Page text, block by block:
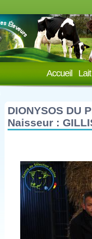
Lait
Accueil
DIONYSOS DU
Naisseur :